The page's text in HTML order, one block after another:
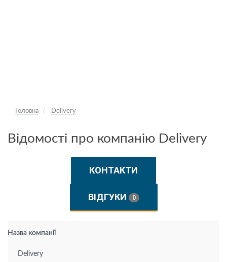
Головна Delivery
Відомості про компанію Delivery
КОНТАКТИ
ВІДГУКИ 0
Назва компанії
Delivery